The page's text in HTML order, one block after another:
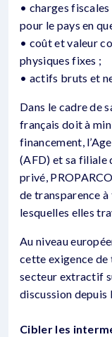
• charges
pour le pays en
• coût et valeur
physiques fixes ;
• actifs bruts et
Dans le cadre de
français doit à
financement,
(AFD) et sa filiale
privé,
de transparence
lesquelles elles
Au niveau
cette exigence de
secteur extractif
discussion depuis
Cibler les